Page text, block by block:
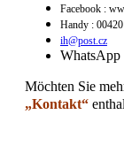
Facebook :
Handy :
ih@post.cz
WhatsApp
Möchten Sie
„Kontakt“